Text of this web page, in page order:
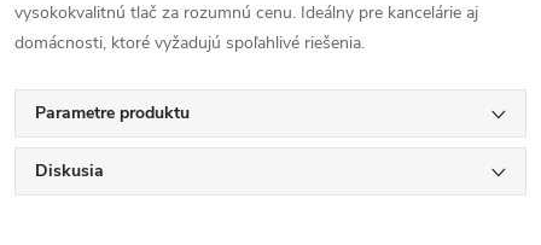
vysokokvalitnú tlač za rozumnú cenu. Ideálny pre kancelárie aj
domácnosti, ktoré vyžadujú spoľahlivé riešenia.
Parametre produktu
Diskusia